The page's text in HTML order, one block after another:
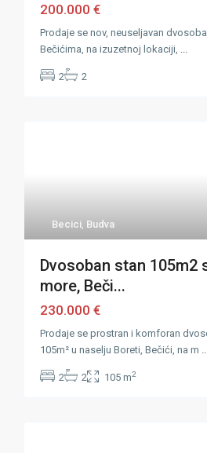
200.000 €
Prodaje se nov, neuseljavan
Bečićima, na izuzetnoj lokaciji, ...
2 2
Becici, Budva
Dvosoban stan 105m2
more, Beči...
230.000 €
Prodaje se prostran i komforan
105m² u naselju Boreti, Bečići, na m
2 2 105 m2